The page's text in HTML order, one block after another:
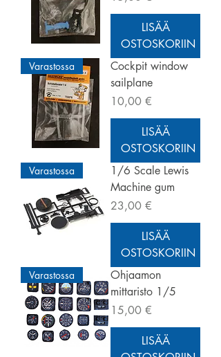
LISÄÄ
OSTOSKORIIN
Varastossa
Cockpit window
sailplane
Hinta
10,00 €
LISÄÄ
OSTOSKORIIN
Varastossa
1/6 Scale Lewis
Machine gum
Hinta
23,00 €
LISÄÄ
OSTOSKORIIN
Varastossa
Ohjaamon
mittaristo 1/5
Hinta
15,00 €
LISÄÄ